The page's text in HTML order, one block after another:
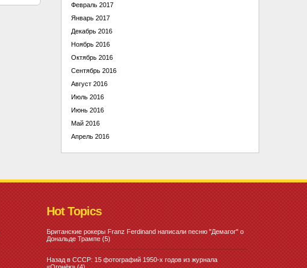
Февраль 2017
Январь 2017
Декабрь 2016
Ноябрь 2016
Октябрь 2016
Сентябрь 2016
Август 2016
Июль 2016
Июнь 2016
Май 2016
Апрель 2016
Hot Topics
Британские рокеры Franz Ferdinand написали песню "Демагог" о
Дональде Трампе (5)
Назад в СССР: 15 фотографий 1950-х годов из журнала
«Огонёк» (4)